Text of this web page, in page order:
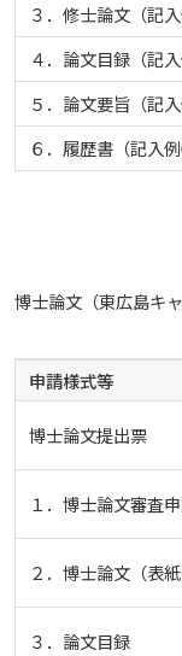
３．修士論文（記
４．論文目録（記
５．論文要旨（記
６．履歴書（記入例
博士論文（東広島キ
申請様式等
博士論文提出票
１．博士論文審査
２．博士論文（表紙
３．論文目録